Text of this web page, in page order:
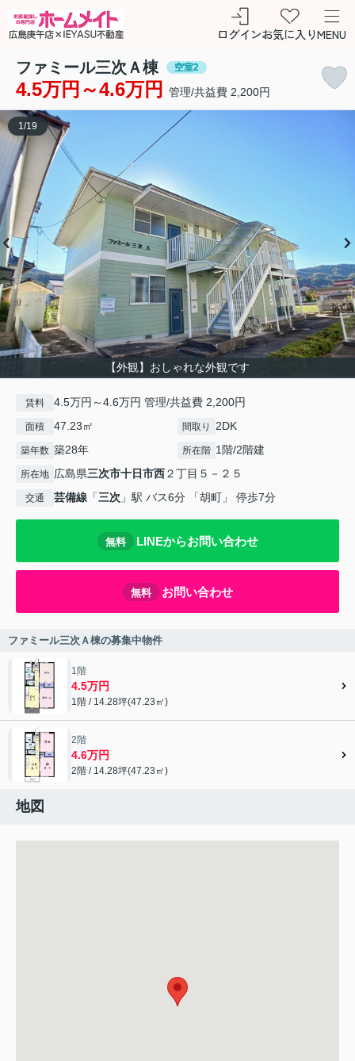
ログインお気に入りMENU
ファミール三次Ａ棟 空室2
4.5万円～4.6万円 管理/共益費 2,200円
【外観】おしゃれな外観です
1 /19
賃料 4.5万円～4.6万円 管理/共益費 2,200円
面積 47.23㎡ 間取り 2DK
築年数 築28年 所在階 1階/2階建
所在地 広島県三次市十日市西２丁目５－２５
交通 芸備線 「三次 」駅 バス6分 「胡町」 停歩7分
無料 LINEからお問い合わせ
無料 お問い合わせ
ファミール三次Ａ棟の募集中物件
1階
4.5万円
1階 / 14.28坪(47.23㎡)
2階
4.6万円
2階 / 14.28坪(47.23㎡)
地図